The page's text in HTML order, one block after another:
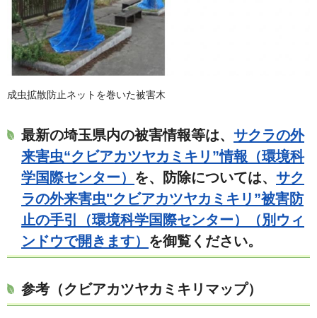
成虫拡散防止ネットを巻いた被害木
最新の埼玉県内の被害情報等は、 サクラの外
来害虫“クビアカツヤカミキリ”情報（環境科
学国際センター） を、防除については、 サク
ラの外来害虫"クビアカツヤカミキリ”被害防
止の手引（環境科学国際センター）（別ウィ
ンドウで開きます） を御覧ください。
参考（クビアカツヤカミキリマップ）